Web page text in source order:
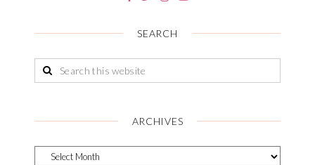
SEARCH
ARCHIVES